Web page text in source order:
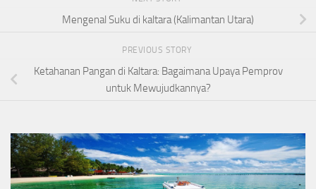
Mengenal Suku di kaltara (Kalimantan Utara)
PREVIOUS STORY
Ketahanan Pangan di Kaltara: Bagaimana Upaya Pemprov
untuk Mewujudkannya?